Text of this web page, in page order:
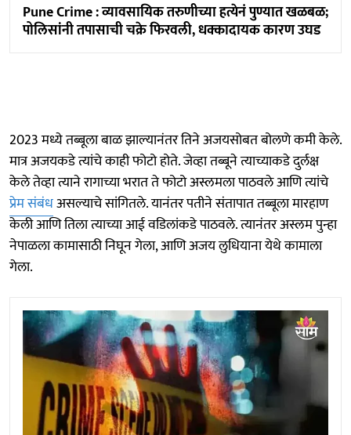
Pune Crime : व्यावसायिक तरुणीच्या हत्येनं पुण्यात खळबळ;
पोलिसांनी तपासाची चक्रे फिरवली, धक्कादायक कारण उघड
2023 मध्ये तब्बूला बाळ झाल्यानंतर तिने अजयसोबत बोलणे कमी केले.
मात्र अजयकडे त्यांचे काही फोटो होते. जेव्हा तब्बूने त्याच्याकडे दुर्लक्ष
केले तेव्हा त्याने रागाच्या भरात ते फोटो अस्लमला पाठवले आणि त्यांचे
प्रेम संबंधअसल्याचे सांगितले. यानंतर पतीने संतापात तब्बूला मारहाण
केली आणि तिला त्याच्या आई वडिलांकडे पाठवले. त्यानंतर अस्लम पुन्हा
नेपाळला कामासाठी निघून गेला, आणि अजय लुधियाना येथे कामाला
गेला.